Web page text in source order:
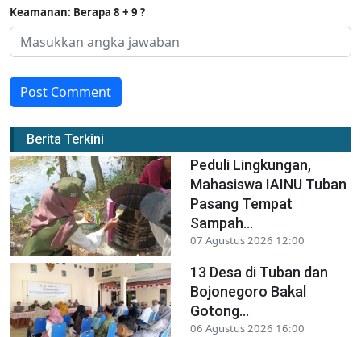
Keamanan: Berapa 8 + 9 ?
Post Comment
Berita Terkini
Peduli Lingkungan,
Mahasiswa IAINU Tuban
Pasang Tempat
Sampah...
07 Agustus 2026 12:00
13 Desa di Tuban dan
Bojonegoro Bakal
Gotong...
06 Agustus 2026 16:00